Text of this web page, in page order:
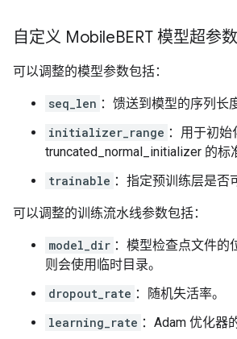
自定义 MobileBERT 模型超参数
可以调整的模型参数包括：
seq_len ：馈送到模型的序列长
initializer_range ：用于初
truncated_normal_initializer 的标
trainable ：指定预训练层是否
可以调整的训练流水线参数包括：
model_dir ：模型检查点文件的
则会使用临时目录。
dropout_rate ：随机失活率。
learning_rate ：Adam 优化器